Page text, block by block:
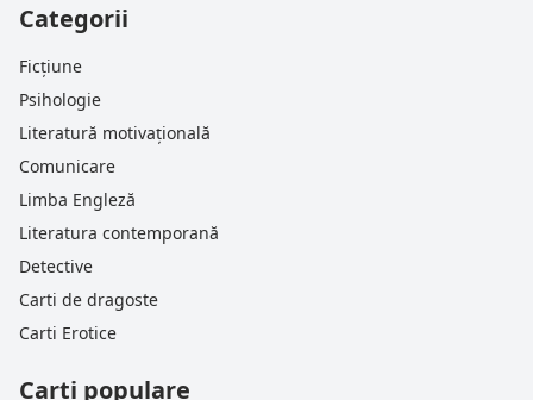
Categorii
Ficțiune
Psihologie
Literatură motivațională
Comunicare
Limba Engleză
Literatura contemporană
Detective
Carti de dragoste
Carti Erotice
Carti populare